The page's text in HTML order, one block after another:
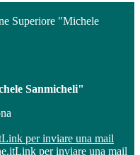
Superiore "Michele
Sanmicheli"
Link per inviare una mail
Link per inviare una mail